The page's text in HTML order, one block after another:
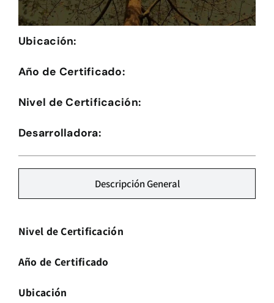
Herramientas
Credenciales
Plataforma CASA
Ubicación:
Año de Certificado:
Nivel de Certificación:
Desarrolladora:
Descripción General
Nivel de Certificación
Año de Certificado
Ubicación